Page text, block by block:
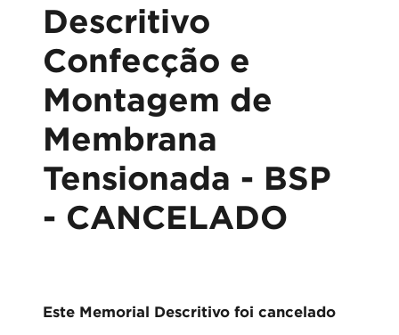
Descritivo
Confecção e
Montagem de
Membrana
Tensionada - BSP
- CANCELADO
Este Memorial Descritivo foi cancelado